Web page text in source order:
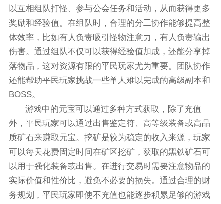
以互相组队打怪、参与公会任务和活动，从而获得更多
奖励和经验值。在组队时，合理的分工协作能够提高整
体效率，比如有人负责吸引怪物注意力，有人负责输出
伤害。通过组队不仅可以获得经验值加成，还能分享掉
落物品，这对资源有限的平民玩家尤为重要。团队协作
还能帮助平民玩家挑战一些单人难以完成的高级副本和
BOSS。
游戏中的元宝可以通过多种方式获取，除了充值
外，平民玩家可以通过出售鉴定符、高等级装备或高品
质矿石来赚取元宝。挖矿是较为稳定的收入来源，玩家
可以每天花费固定时间在矿区挖矿，获取的黑铁矿石可
以用于强化装备或出售。在进行交易时需要注意物品的
实际价值和性价比，避免不必要的损失。通过合理的财
务规划，平民玩家即使不充值也能逐步积累足够的游戏